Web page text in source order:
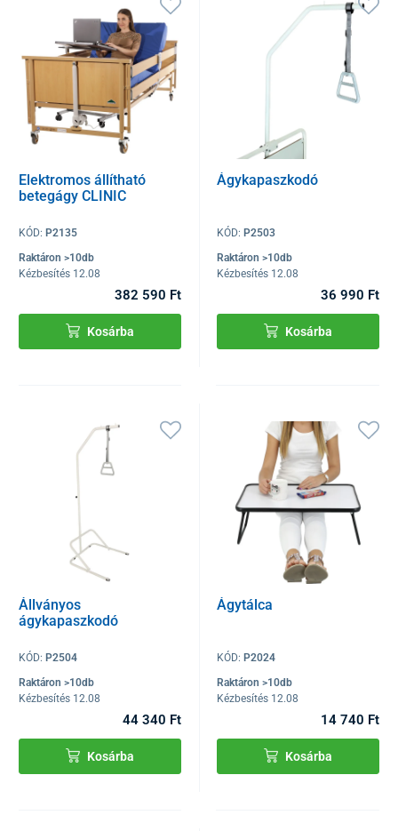
Elektromos állítható
betegágy CLINIC
KÓD: P2135
Raktáron >10db
Kézbesítés 12.08
382 590 Ft
Kosárba
Ágykapaszkodó
KÓD: P2503
Raktáron >10db
Kézbesítés 12.08
36 990 Ft
Kosárba
Állványos
ágykapaszkodó
KÓD: P2504
Raktáron >10db
Kézbesítés 12.08
44 340 Ft
Kosárba
Ágytálca
KÓD: P2024
Raktáron >10db
Kézbesítés 12.08
14 740 Ft
Kosárba